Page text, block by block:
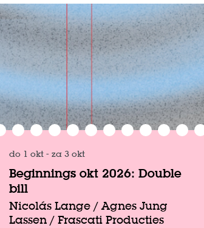
Beginnings okt 2026: Double
bill
Nicolás Lange / Agnes Jung
Lassen / Frascati Producties
do 1 okt-za 3 okt